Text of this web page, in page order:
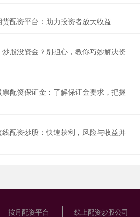
配资平台：助力投资者放大收益
股没资金？别担心，教你巧妙解决资
配资保证金：了解保证金要求，把握
配资炒股：快速获利，风险与收益并
按月配资平台 线上配资炒股公司